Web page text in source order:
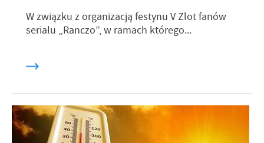
W związku z organizacją festynu V Zlot fanów
serialu „Ranczo”, w ramach którego...